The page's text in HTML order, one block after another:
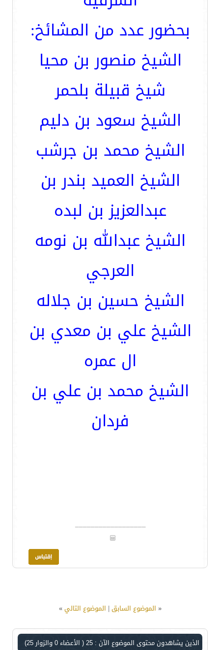
بحضور عدد من المشائخ:
الشيخ منصور بن محيا
شيخ قبيلة بلحمر
الشيخ سعود بن دليم
الشيخ محمد بن جرشب
الشيخ العميد بندر بن
عبدالعزيز بن لبده
الشيخ عبدالله بن نومه
العرجي
الشيخ حسين بن جلاله
الشيخ علي بن معدي بن
ال عمره
الشيخ محمد بن علي بن
فردان
__________________
« الموضوع السابق| الموضوع التالي»
الذين يشاهدون محتوى الموضوع الآن : 25 ( الأعضاء 0 والزوار 25)